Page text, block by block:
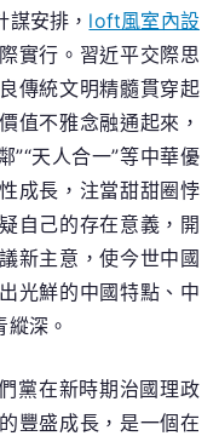
安排， loft風室內設
實行。習近平交際思
傳統文明精髓貫穿起
值不雅念融通起來，
”“天人合一”等中華優
成長，注當甜甜圈悖
自己的存在意義，開
新主意，使今世中國
光鮮的中國特點、中
深。
黨在新時期治國理政
豐盛成長，是一個在